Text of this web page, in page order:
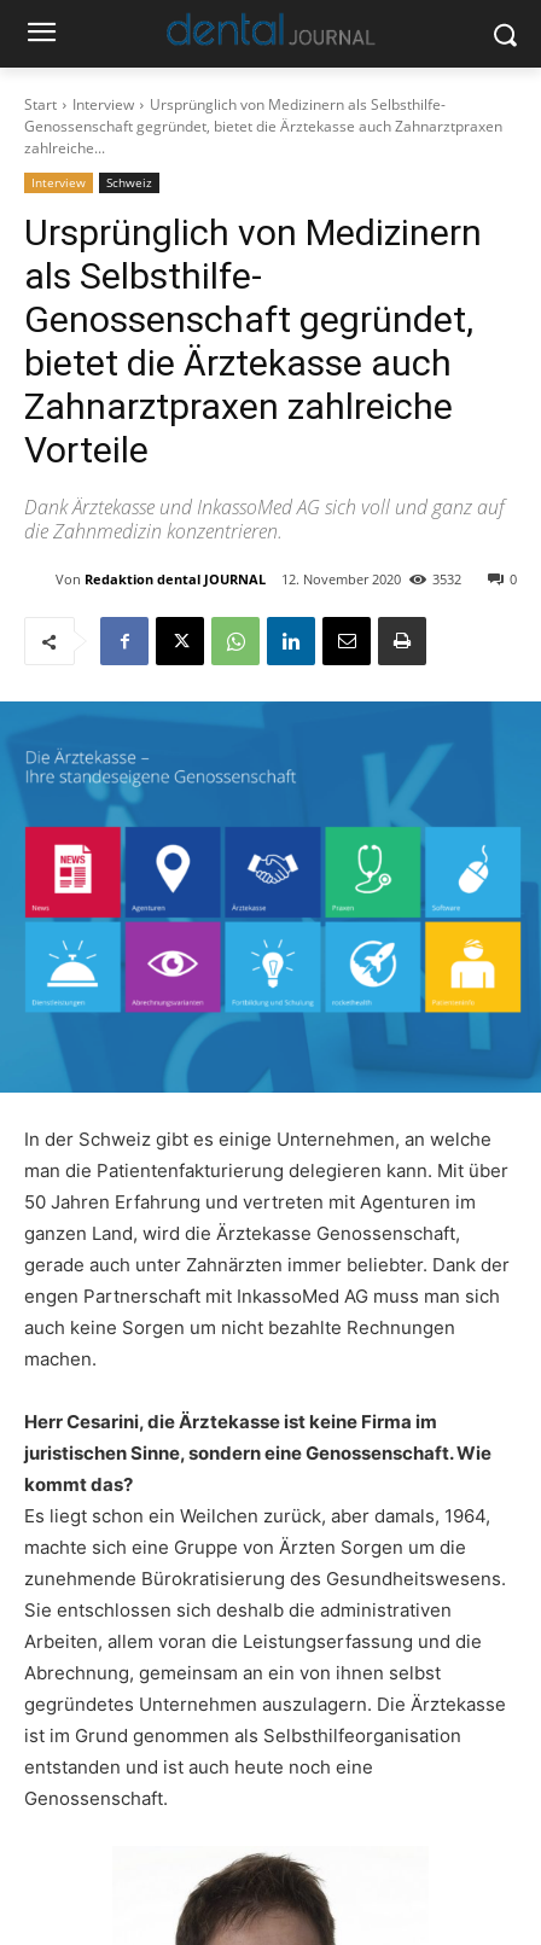
Start Interview
Ursprünglich von Medizinern als Selbsthilfe-
Genossenschaft gegründet, bietet die Ärztekasse auch Zahnarztpraxen
zahlreiche...
Interview Schweiz
Ursprünglich von Medizinern
als Selbsthilfe-
Genossenschaft gegründet,
bietet die Ärztekasse auch
Zahnarztpraxen zahlreiche
Vorteile
Dank Ärztekasse und InkassoMed AG sich voll und ganz auf
die Zahnmedizin konzentrieren.
Von Redaktion dental JOURNAL 12. November 2020 0
3532
In der Schweiz gibt es einige Unternehmen, an welche
man die Patientenfakturierung delegieren kann. Mit über
50 Jahren Erfahrung und vertreten mit Agenturen im
ganzen Land, wird die Ärztekasse Genossenschaft,
gerade auch unter Zahnärzten immer beliebter. Dank der
engen Partnerschaft mit InkassoMed AG muss man sich
auch keine Sorgen um nicht bezahlte Rechnungen
machen.
Herr Cesarini, die Ärztekasse ist keine Firma im
juristischen Sinne, sondern eine Genossenschaft. Wie
kommt das?
Es liegt schon ein Weilchen zurück, aber damals, 1964,
machte sich eine Gruppe von Ärzten Sorgen um die
zunehmende Bürokratisierung des Gesundheitswesens.
Sie entschlossen sich deshalb die administrativen
Arbeiten, allem voran die Leistungserfassung und die
Abrechnung, gemeinsam an ein von ihnen selbst
gegründetes Unternehmen auszulagern. Die Ärztekasse
ist im Grund genommen als Selbsthilfeorganisation
entstanden und ist auch heute noch eine
Genossenschaft.